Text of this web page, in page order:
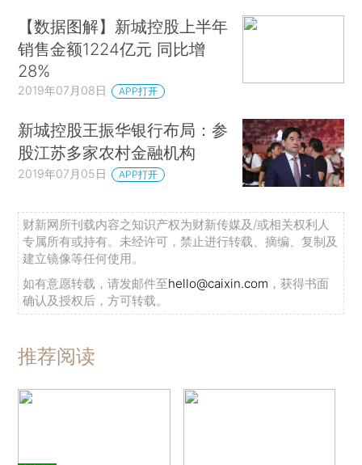
【数据图解】新城控股上半年
销售金额1224亿元 同比增
28%
2019年07月08日 APP打开
新城控股王振华银行布局：参
股江苏多家农村金融机构
2019年07月05日 APP打开
财新网所刊载内容之知识产权为财新传媒及/或相关权利人
专属所有或持有。未经许可，禁止进行转载、摘编、复制及
建立镜像等任何使用。
如有意愿转载，请发邮件至hello@caixin.com ，获得书面
确认及授权后，方可转载。
推荐阅读